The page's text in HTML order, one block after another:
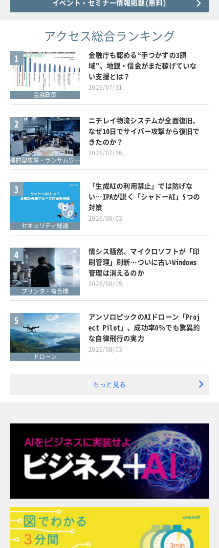
イベント・セミナー情報掲載(無料)
アクセス総合ランキング
1
金融政策
金融庁も認める“手つかずの3領
域”、地銀・信金がまだ稼げていな
い支援とは？
2026/07/31
2
標的型攻撃・ランサムウェア対策
ニチレイ物流システムが全面復旧、
なぜ10日でサイバー攻撃から復旧で
きたのか？
2026/07/26
3
セキュリティ総論
「生成AIの利用禁止」では防げな
い…IPAが説く「シャドーAI」5つの
対策
2026/08/03
4
プリンタ・複合機
情シス騒然、マイクロソフトが「印
刷管理」刷新…ついに古いWindows
管理は消えるのか
2026/08/05
5
ドローン
アンソロピックのAIドローン「Proj
ect Pilot」、成功率0％でも驚異的
な自律飛行の実力
2026/08/03
もっと見る